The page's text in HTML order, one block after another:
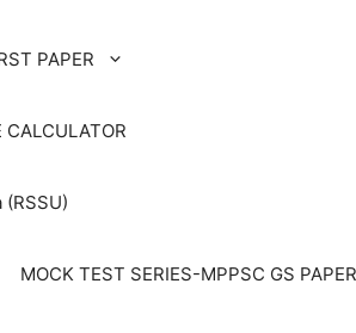
PAPER
CALCULATOR
MOCK TEST SERIES-MPPSC GS PAPER